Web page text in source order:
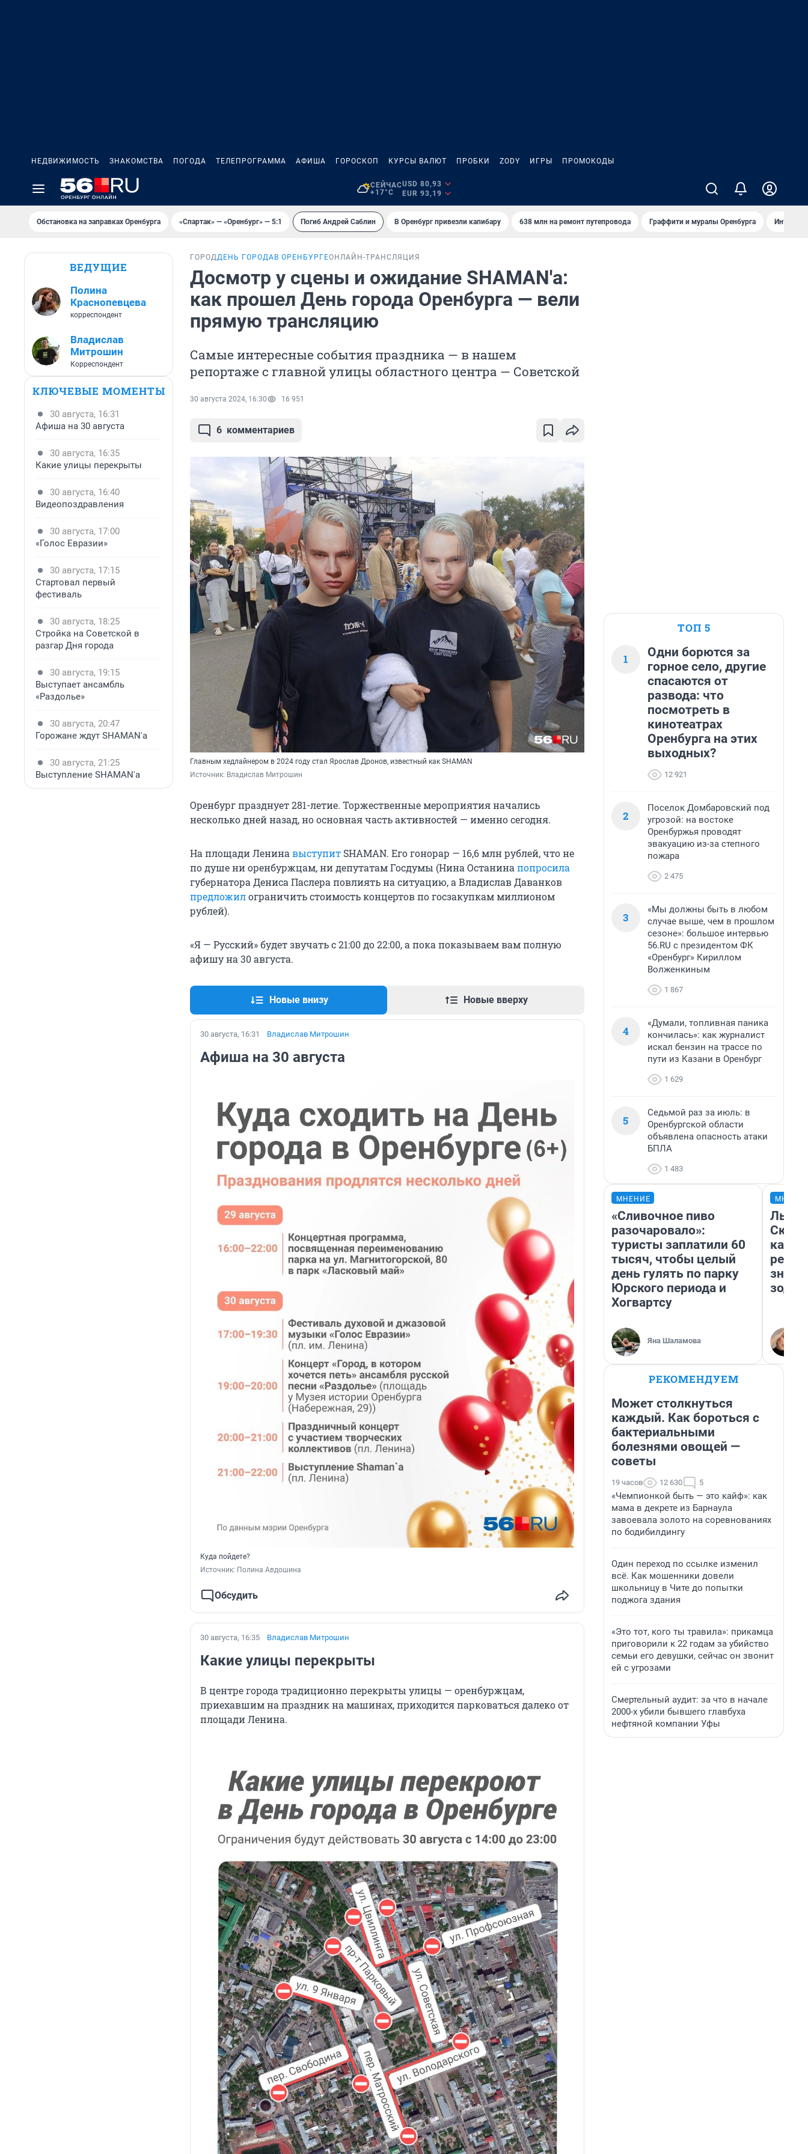
НЕДВИЖИМОСТЬ ЗНАКОМСТВА ПОГОДА ТЕЛЕПРОГРАММА АФИША ГОРОСКОП КУРСЫ ВАЛЮТ ПРОБКИ ZODY ИГРЫ ПРОМОКОДЫ
СЕЙЧАС
+17°C
USD 80,93
EUR 93,19
Обстановка на заправках Оренбурга «Спартак» — «Оренбург» — 5:1 Погиб Андрей Саблин В Оренбург привезли капибару 638 млн на ремонт путепровода Граффити и муралы Оренбурга
ВЕДУЩИЕ
Полина
Краснопевцева
корреспондент
Владислав
Митрошин
Корреспондент
КЛЮЧЕВЫЕ МОМЕНТЫ
30 августа, 16:31
Афиша на 30 августа
30 августа, 16:35
Какие улицы перекрыты
30 августа, 16:40
Видеопоздравления
30 августа, 17:00
«Голос Евразии»
30 августа, 17:15
Стартовал первый
фестиваль
30 августа, 18:25
Стройка на Советской в
разгар Дня города
30 августа, 19:15
Выступает ансамбль
«Раздолье»
30 августа, 20:47
Горожане ждут SHAMAN'а
30 августа, 21:25
Выступление SHAMAN'а
ГОРОДДЕНЬ ГОРОДА В ОРЕНБУРГЕОНЛАЙН-ТРАНСЛЯЦИЯ
Досмотр у сцены и ожидание SHAMAN'а:
как прошел День города Оренбурга — вели
прямую трансляцию
Самые интересные события праздника — в нашем
репортаже с главной улицы областного центра — Советской
30 августа 2024, 16:30 16 951
6 комментариев
Главным хедлайнером в 2024 году стал Ярослав Дронов, известный как SHAMAN
Источник: Владислав Митрошин
Оренбург празднует 281-летие. Торжественные мероприятия начались
несколько дней назад, но основная часть активностей — именно сегодня.
На площади Ленина выступит SHAMAN. Его гонорар — 16,6 млн рублей, что не
по душе ни оренбуржцам, ни депутатам Госдумы (Нина Останина попросила
губернатора Дениса Паслера повлиять на ситуацию, а Владислав Даванков
предложилограничить стоимость концертов по госзакупкам миллионом
рублей).
«Я — Русский» будет звучать с 21:00 до 22:00, а пока показываем вам полную
афишу на 30 августа.
Новые внизу Новые вверху
30 августа, 16:31 Владислав Митрошин
Афиша на 30 августа
Куда пойдете?
Источник: Полина Авдошина
Обсудить
30 августа, 16:35 Владислав Митрошин
Какие улицы перекрыты
В центре города традиционно перекрыты улицы — оренбуржцам,
приехавшим на праздник на машинах, приходится парковаться далеко от
площади Ленина.
ТОП 5
1
Одни борются за
горное село, другие
спасаются от
развода: что
посмотреть в
кинотеатрах
Оренбурга на этих
выходных?
12 921
2
Поселок Домбаровский под
угрозой: на востоке
Оренбуржья проводят
эвакуацию из-за степного
пожара
2 475
3
«Мы должны быть в любом
случае выше, чем в прошлом
сезоне»: большое интервью
56.RU с президентом ФК
«Оренбург» Кириллом
Волженкиным
1 867
4
«Думали, топливная паника
кончилась»: как журналист
искал бензин на трассе по
пути из Казани в Оренбург
1 629
5
Седьмой раз за июль: в
Оренбургской области
объявлена опасность атаки
БПЛА
1 483
МНЕНИЕ
«Сливочное пиво
разочаровало»:
туристы заплатили 60
тысяч, чтобы целый
день гулять по парку
Юрского периода и
Хогвартсу
Яна Шаламова
РЕКОМЕНДУЕМ
Может столкнуться
каждый. Как бороться с
бактериальными
болезнями овощей —
советы
19 часов 12 630 5
«Чемпионкой быть — это кайф»: как
мама в декрете из Барнаула
завоевала золото на соревнованиях
по бодибилдингу
Один переход по ссылке изменил
всё. Как мошенники довели
школьницу в Чите до попытки
поджога здания
«Это тот, кого ты травила»: прикамца
приговорили к 22 годам за убийство
семьи его девушки, сейчас он звонит
ей с угрозами
Смертельный аудит: за что в начале
2000-х убили бывшего главбуха
нефтяной компании Уфы